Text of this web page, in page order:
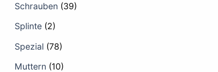
Schrauben (39)
Splinte (2)
Spezial (78)
Muttern (10)